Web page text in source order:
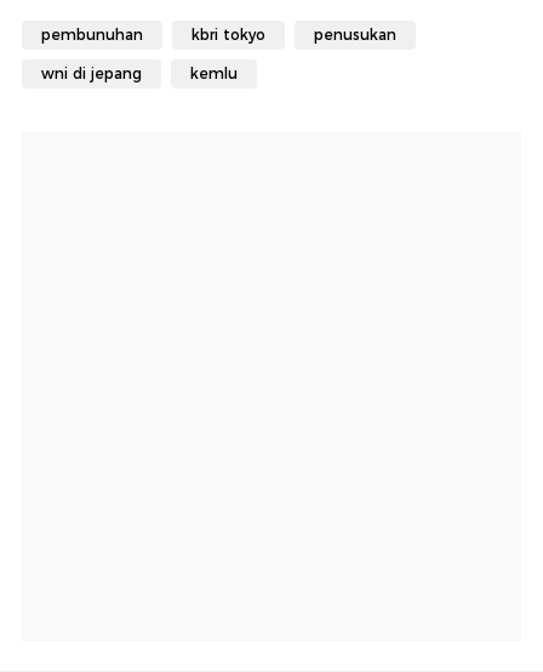
pembunuhan kbri tokyo penusukan
wni di jepang kemlu